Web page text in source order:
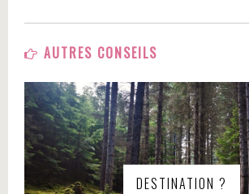
AUTRES CONSEILS
DESTINATION ?